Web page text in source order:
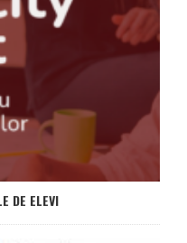
DE ELEVI